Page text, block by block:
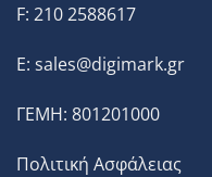
F: 210 2588617
E: sales@digimark.gr
ΓΕΜΗ: 801201000
Πολιτική Ασφάλειας